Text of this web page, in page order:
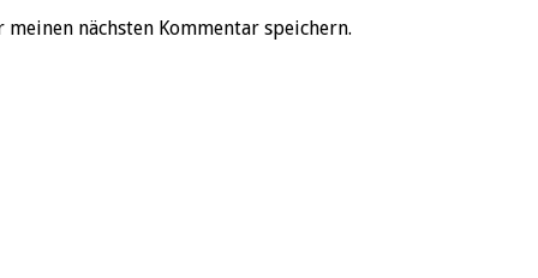
nächsten Kommentar speichern.